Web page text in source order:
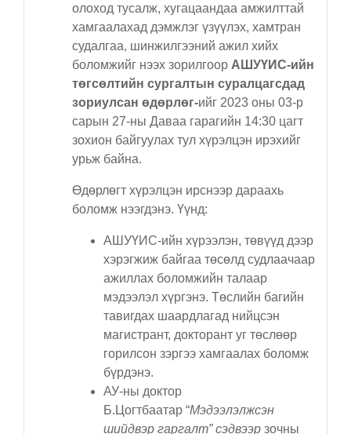
олоход тусалж, хугацаандаа амжилттай
хамгаалахад дэмжлэг үзүүлэх, хамтран
судалгаа, шинжилгээний ажил хийх
боломжийг нээх зорилгоор АШУҮИС-ийн
төгсөлтийн сургалтын суралцагсдад
зориулсан өдөрлөг-ийг 2023 оны 03-р
сарын 27-ны Даваа гарагийн 14:30 цагт
зохион байгуулах тул хүрэлцэн ирэхийг
урьж байна.
Өдөрлөгт хүрэлцэн ирснээр дараахь
боломж нээгдэнэ. Үүнд:
АШУҮИС-ийн хүрээлэн, төвүүд дээр
хэрэгжиж байгаа төсөлд судлаачаар
ажиллах боломжийн талаар
мэдээлэл хүргэнэ. Төслийн багийн
тавигдах шаардлагад нийцсэн
магистрант, докторант уг төслөөр
горилсон зэргээ хамгаалах боломж
бүрдэнэ.
АУ-ны доктор
Б.Цогтбаатар “Мэдээлэлжсэн
шийдвэр гаргалт”сэдвээр зочны